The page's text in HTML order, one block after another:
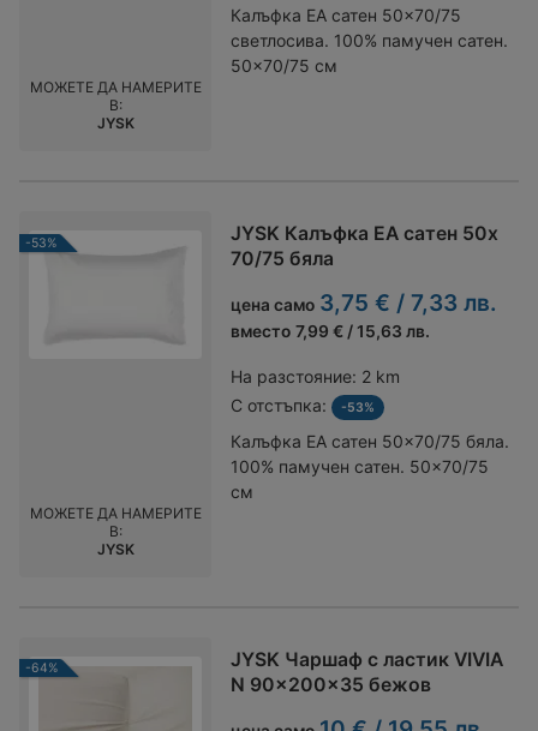
Калъфка EA сатен 50x70/75
светлосива. 100% памучен сатен.
50x70/75 см
МОЖЕТЕ ДА НАМЕРИТЕ
В:
JYSK
-53%
JYSK Калъфка EA сатен 50x
70/75 бяла
цена само 3,75 € / 7,33 лв.
вместо 7,99 € / 15,63 лв.
На разстояние: 2 km
С отстъпка:
-53%
Калъфка EA сатен 50x70/75 бяла.
100% памучен сатен. 50x70/75
см
МОЖЕТЕ ДА НАМЕРИТЕ
В:
JYSK
-64%
JYSK Чаршаф с ластик VIVIA
N 90x200x35 бежов